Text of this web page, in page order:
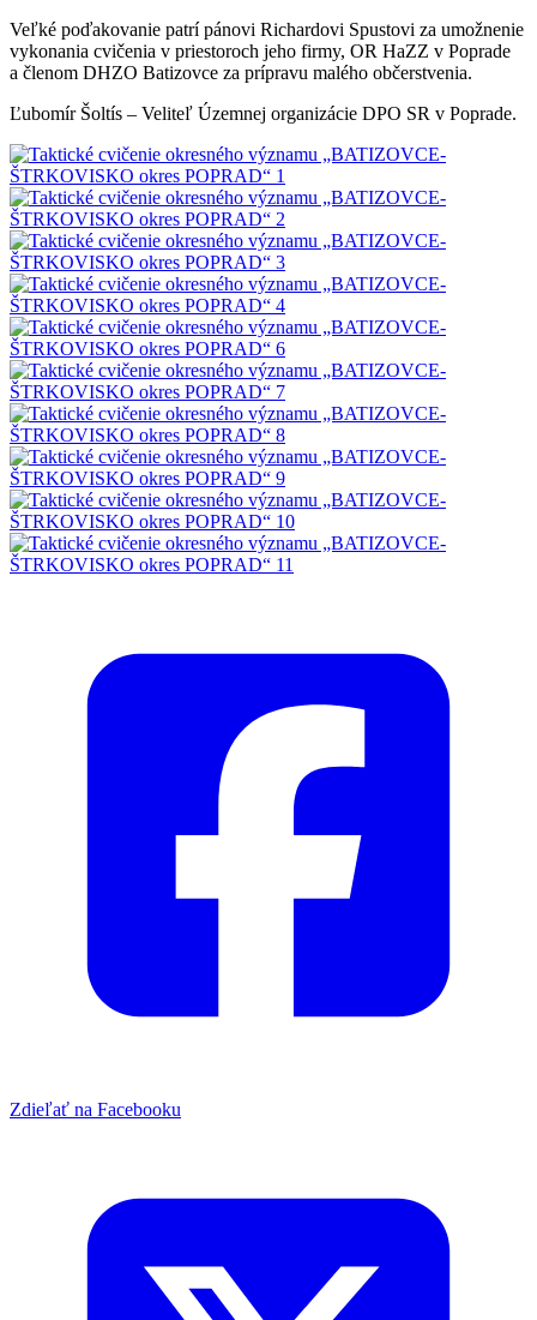
Veľké poďakovanie patrí pánovi Richardovi Spustovi za umožnenie
vykonania cvičenia v priestoroch jeho firmy, OR HaZZ v Poprade
a členom DHZO Batizovce za prípravu malého občerstvenia.
Ľubomír Šoltís – Veliteľ Územnej organizácie DPO SR v Poprade.
Zdieľať na Facebooku